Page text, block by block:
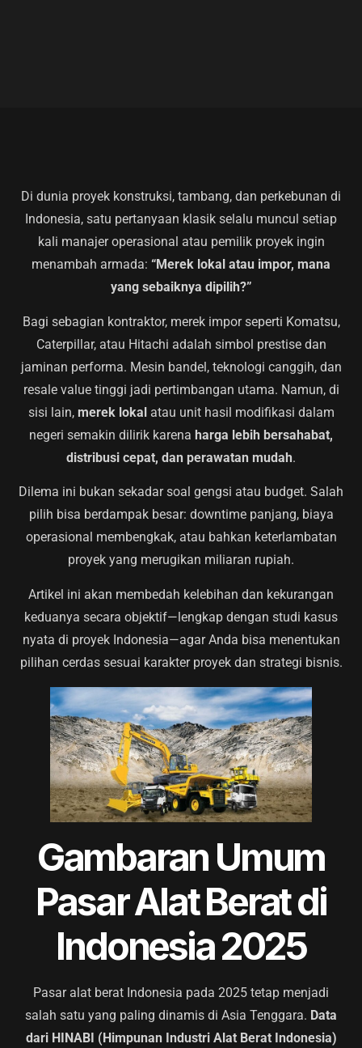
Di dunia proyek konstruksi, tambang, dan perkebunan di
Indonesia, satu pertanyaan klasik selalu muncul setiap
kali manajer operasional atau pemilik proyek ingin
menambah armada: “Merek lokal atau impor, mana
yang sebaiknya dipilih?”
Bagi sebagian kontraktor, merek impor seperti Komatsu,
Caterpillar, atau Hitachi adalah simbol prestise dan
jaminan performa. Mesin bandel, teknologi canggih, dan
resale value tinggi jadi pertimbangan utama. Namun, di
sisi lain, merek lokalatau unit hasil modifikasi dalam
negeri semakin dilirik karena harga lebih bersahabat,
distribusi cepat, dan perawatan mudah.
Dilema ini bukan sekadar soal gengsi atau budget. Salah
pilih bisa berdampak besar: downtime panjang, biaya
operasional membengkak, atau bahkan keterlambatan
proyek yang merugikan miliaran rupiah.
Artikel ini akan membedah kelebihan dan kekurangan
keduanya secara objektif—lengkap dengan studi kasus
nyata di proyek Indonesia—agar Anda bisa menentukan
pilihan cerdas sesuai karakter proyek dan strategi bisnis.
Gambaran Umum
Pasar Alat Berat di
Indonesia 2025
Pasar alat berat Indonesia pada 2025 tetap menjadi
salah satu yang paling dinamis di Asia Tenggara. Data
dari HINABI (Himpunan Industri Alat Berat Indonesia)